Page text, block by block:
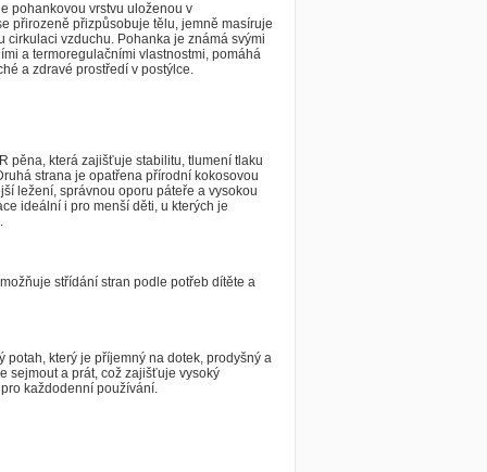
pohankovou vrstvu uloženou v
přirozeně přizpůsobuje tělu, jemně masíruje
cirkulaci vzduchu. Pohanka je známá svými
a termoregulačními vlastnostmi, pomáhá
a zdravé prostředí v postýlce.
pěna, která zajišťuje stabilitu, tlumení tlaku
strana je opatřena přírodní kokosovou
ležení, správnou oporu páteře a vysokou
ideální i pro menší děti, u kterých je
střídání stran podle potřeb dítěte a
potah, který je příjemný na dotek, prodyšný a
sejmout a prát, což zajišťuje vysoký
každodenní používání.